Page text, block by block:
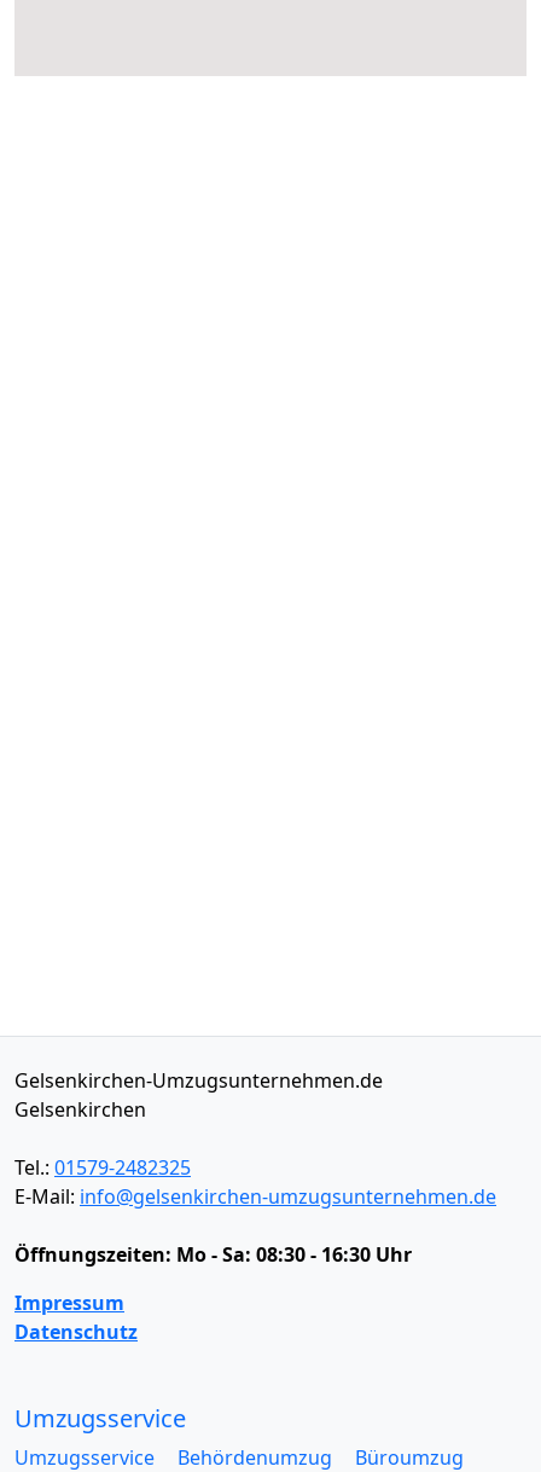
Gelsenkirchen-Umzugsunternehmen.de
Gelsenkirchen
Tel.: 01579-2482325
E-Mail: info@gelsenkirchen-umzugsunternehmen.de
Öffnungszeiten: Mo - Sa: 08:30 - 16:30 Uhr
Impressum
Datenschutz
Umzugsservice
Umzugsservice Behördenumzug
Büroumzug